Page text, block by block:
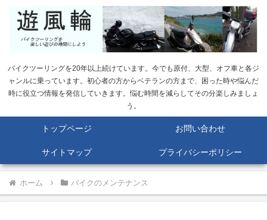
バイクツーリングを20年以上続けています。今でも原付、大型、オフ車と各ジ
ャンルに乗っています。初心者の方からベテランの方まで、困った時や悩んだ
時に役立つ情報を発信していきます。悩む時間を減らしてその分楽しみましょ
う。
トップページ お問い合わせ
サイトマップ プライバシーポリシー
ホーム バイクのメンテナンス